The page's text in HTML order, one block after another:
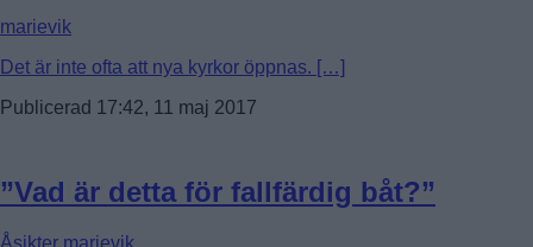
marievik
Det är inte ofta att nya kyrkor öppnas. […]
Publicerad 17:42, 11 maj 2017
”Vad är detta för fallfärdig båt?”
Åsikter marievik